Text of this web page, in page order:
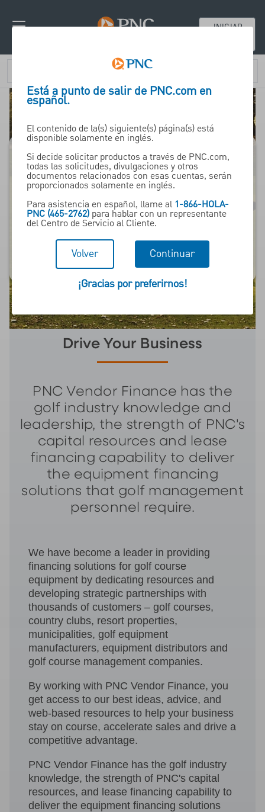
INICIAR
Golf Course
Equipment Financing
Vendor Finance
Solutions
Drive Your Business
PNC Vendor Finance has the
golf industry knowledge and
leadership, the strength of PNC's
capital resources and lease
financing capability to deliver
the equipment financing
solutions that golf management
personnel require.
We have become a leader in providing
financing solutions for golf course
equipment by dedicating resources and
developing strategic partnerships with
thousands of customers – golf courses,
country clubs, resort properties,
municipalities, golf equipment
manufacturers, equipment distributors and
golf course management companies.
By working with PNC Vendor Finance, you
get access to our best ideas, advice, and
web-based resources to help your business
stay on course, accelerate sales and drive a
competitive advantage.
PNC Vendor Finance has the golf industry
knowledge, the strength of PNC's capital
resources, and lease financing capability to
deliver the equipment financing solutions
Está a punto de salir de PNC.com en
español.
El contenido de la(s) siguiente(s) página(s) está
disponible solamente en inglés.
Si decide solicitar productos a través de PNC.com,
todas las solicitudes, divulgaciones y otros
documentos relacionados con esas cuentas, serán
proporcionados solamente en inglés.
Para asistencia en español, llame al 1-866-HOLA-
PNC (465-2762)para hablar con un representante
del Centro de Servicio al Cliente.
Volver Continuar
¡Gracias por preferirnos!